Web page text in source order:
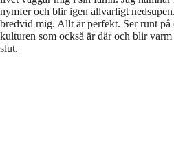
nymfer och blir igen allvarligt
bredvid mig. Allt är perfekt. Ser runt på
kulturen som också är där och blir
slut.